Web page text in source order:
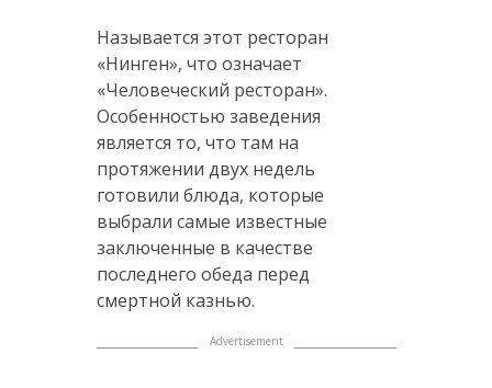
Называется этот ресторан
«Нинген», что означает
«Человеческий ресторан».
Особенностью заведения
является то, что там на
протяжении двух недель
готовили блюда, которые
выбрали самые известные
заключенные в качестве
последнего обеда перед
смертной казнью.